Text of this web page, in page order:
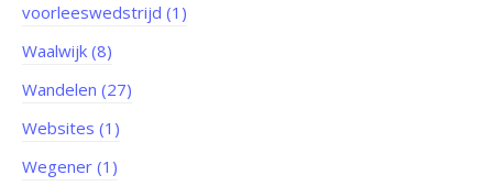
voorleeswedstrijd (1)
Waalwijk (8)
Wandelen (27)
Websites (1)
Wegener (1)